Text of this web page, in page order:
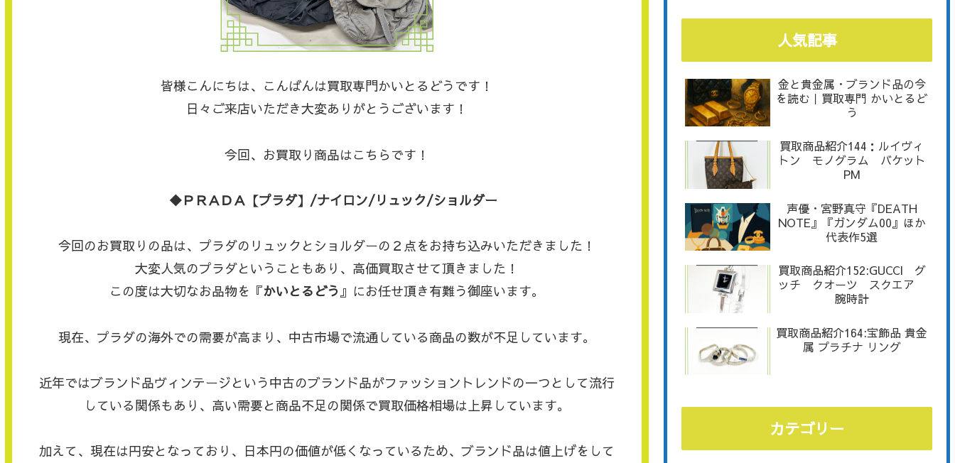
皆様こんにちは、こんばんは買取専門かいとるどうです！
日々ご来店いただき大変ありがとうございます！
今回、お買取り商品はこちらです！
◆ＰＲＡＤＡ【プラダ】/ナイロン/リュック/ショルダー
今回のお買取りの品は、プラダのリュックとショルダーの２点をお持ち込みいただきました！
大変人気のプラダということもあり、高価買取させて頂きました！
この度は大切なお品物を『かいとるどう』にお任せ頂き有難う御座います。
現在、プラダの海外での需要が高まり、中古市場で流通している商品の数が不足しています。
近年ではブランド品ヴィンテージという中古のブランド品がファッショントレンドの一つとして流行
している関係もあり、高い需要と商品不足の関係で買取価格相場は上昇しています。
加えて、現在は円安となっており、日本円の価値が低くなっているため、ブランド品は値上げをして
人気記事
金と貴金属・ブランド品の今
を読む｜買取専門 かいとるど
う
買取商品紹介144：ルイヴィ
トン モノグラム バケット
PM
声優・宮野真守『DEATH
NOTE』『ガンダム00』ほか
代表作5選
買取商品紹介152:GUCCI グ
ッチ クオーツ スクエア
腕時計
買取商品紹介164:宝飾品 貴金
属 プラチナ リング
カテゴリー